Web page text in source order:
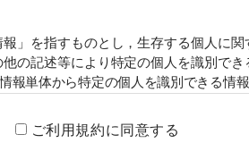
」を指すものとし，生存する個人に関
記述等により特定の個人を識別でき
単体から特定の個人を識別できる情報
ご利用規約に同意する